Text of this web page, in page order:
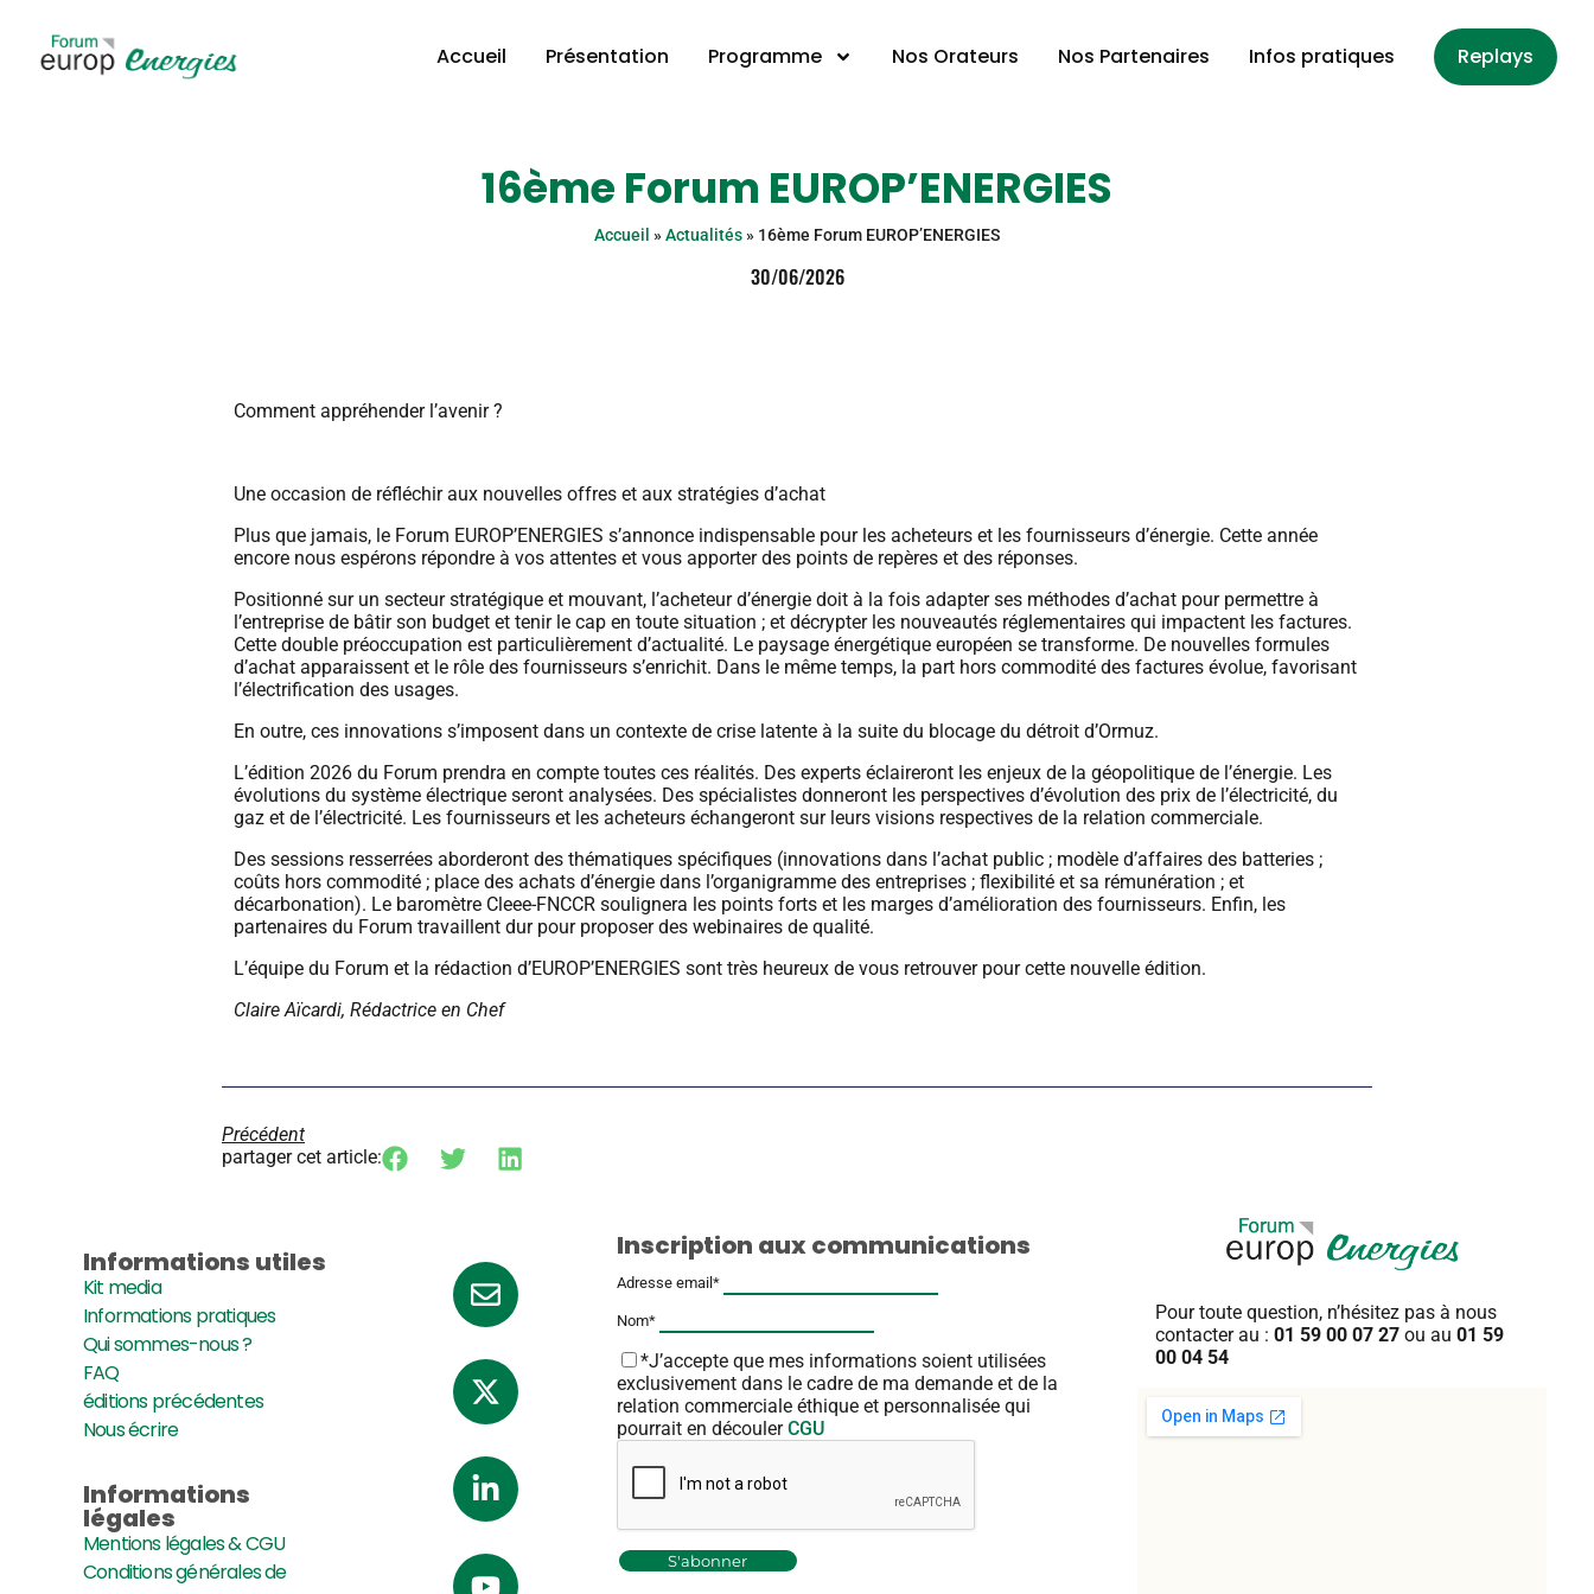
Accueil Présentation Programme Nos Orateurs Nos Partenaires Infos pratiques Replays
16ème Forum EUROP’ENERGIES
Accueil » Actualités» 16ème Forum EUROP’ENERGIES
30/06/2026
Comment appréhender l’avenir ?
Une occasion de réfléchir aux nouvelles offres et aux stratégies d’achat
Plus que jamais, le Forum EUROP’ENERGIES s’annonce indispensable pour les acheteurs et les fournisseurs d’énergie. Cette année
encore nous espérons répondre à vos attentes et vous apporter des points de repères et des réponses.
Positionné sur un secteur stratégique et mouvant, l’acheteur d’énergie doit à la fois adapter ses méthodes d’achat pour permettre à
l’entreprise de bâtir son budget et tenir le cap en toute situation ; et décrypter les nouveautés réglementaires qui impactent les factures.
Cette double préoccupation est particulièrement d’actualité. Le paysage énergétique européen se transforme. De nouvelles formules
d’achat apparaissent et le rôle des fournisseurs s’enrichit. Dans le même temps, la part hors commodité des factures évolue, favorisant
l’électrification des usages.
En outre, ces innovations s’imposent dans un contexte de crise latente à la suite du blocage du détroit d’Ormuz.
L’édition 2026 du Forum prendra en compte toutes ces réalités. Des experts éclaireront les enjeux de la géopolitique de l’énergie. Les
évolutions du système électrique seront analysées. Des spécialistes donneront les perspectives d’évolution des prix de l’électricité, du
gaz et de l’électricité. Les fournisseurs et les acheteurs échangeront sur leurs visions respectives de la relation commerciale.
Des sessions resserrées aborderont des thématiques spécifiques (innovations dans l’achat public ; modèle d’affaires des batteries ;
coûts hors commodité ; place des achats d’énergie dans l’organigramme des entreprises ; flexibilité et sa rémunération ; et
décarbonation). Le baromètre Cleee-FNCCR soulignera les points forts et les marges d’amélioration des fournisseurs. Enfin, les
partenaires du Forum travaillent dur pour proposer des webinaires de qualité.
L’équipe du Forum et la rédaction d’EUROP’ENERGIES sont très heureux de vous retrouver pour cette nouvelle édition.
Claire Aïcardi, Rédactrice en Chef
Précédent
partager cet article:
Informations utiles
Kit media
Informations pratiques
Qui sommes-nous ?
FAQ
éditions précédentes
Nous écrire
Informations
légales
Mentions légales & CGU
Conditions générales de
Inscription aux communications
Adresse email*
Nom*
*J’accepte que mes informations soient utilisées
exclusivement dans le cadre de ma demande et de la
relation commerciale éthique et personnalisée qui
pourrait en découlerCGU
Pour toute question, n’hésitez pasà nous
contacter au :01 59 00 07 27ou au01 59
00 04 54